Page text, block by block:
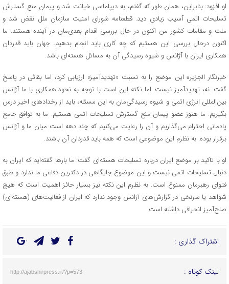
او افزود: بنابراین، همان طور که گفتم، به دیپلماسی خیانت شد و پیمان منع گسترش
تسلیحات اتمی آسیب زیادی دید. قطعنامه شورای امنیت سازمان ملل نقض شد و
ملت و مقامات کشور من اکنون در حال بررسی اقدام بعدی‌مان در آینده هستند. ما
اکنون درحال بررسی این هستیم که چه کاری باید انجام بدهیم. جهان باید قدردان
همکاری ایران با آژانس و شیوه رسیدگی آن به مسائل هسته‌ای باشد.
خبرنگار الجزیره این موضع را به نسبت «تهدیدآمیز» ارزیابی کرد، اما بقائی در پاسخ
گفت: نه، تهدیدآمیز نیست. اما نکته این است با توجه به نحوه همکاری با ما آژانس
بین‌‎المللی انرژی اتمی و شیوه رسیدگی‌مان به این مسئله، باید از رخدادهای اخیر درس
بگیریم. ما هنوز عضو پیمان منع گسترش تسلیحات اتمی هستیم. ما به توافق جامع
پادمانی احترام می‌گذاریم و آن را رعایت می‌کنیم که چند دهه است میان ما و آژانس
برقرار بوده. به نظرم این موضوعی است که همه باید قدردان آن باشند.
او با تاکید بر موضع ایران درباره تسلیحات هسته‌ای گفت: ما بارها گفته‌ایم که ایران به
دنبال تسلیحات اتمی نیست و این موضوع جایگاهی در دکترین دفاعی ما ندارد و طبق
فتوای رهبرمان ممنوع است. به نظرم این نکته نیز بسیار حائز اهمیت است که هیچ
شواهد یا سرنخی در گزارش‌های آژانس وجود ندارد که ایران از فعالیت‌های (هسته‌ای)
صلح‌آمیز انحرافی داشته است.
اشتراک گذاری :
لینک کوتاه : http://ajabshirpress.ir/?p=573